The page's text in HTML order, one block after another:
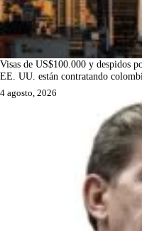
Visas de US$100.000 y despidos
EE. UU. están contratando
4 agosto, 2026